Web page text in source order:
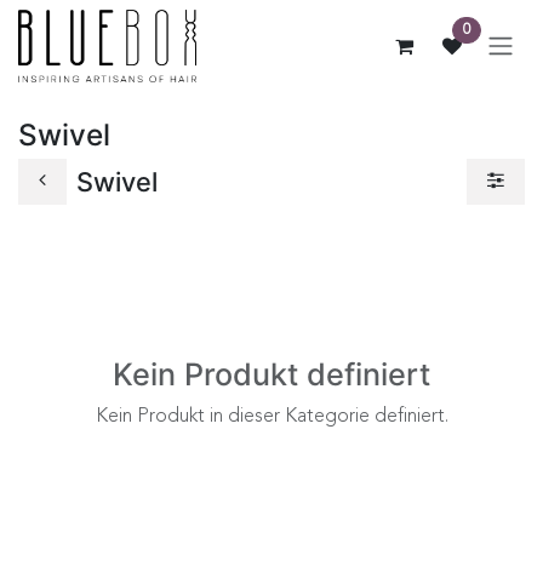
ZUM INHALT SPRINGEN
0
Swivel
Swivel
Kein Produkt definiert
Kein Produkt in dieser Kategorie definiert.